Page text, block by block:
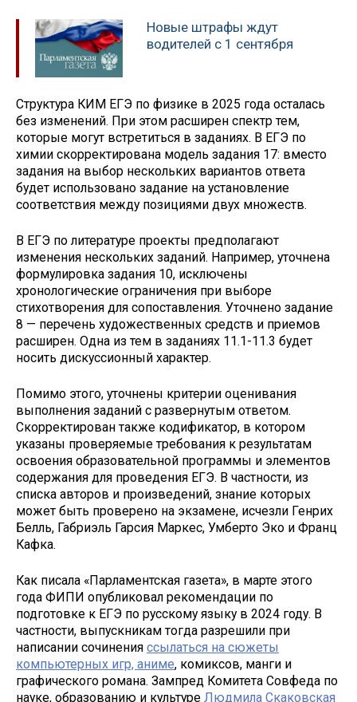
Новые штрафы ждут
водителей с 1 сентября
Структура КИМ ЕГЭ по физике в 2025 года осталась
без изменений. При этом расширен спектр тем,
которые могут встретиться в заданиях. В ЕГЭ по
химии скорректирована модель задания 17: вместо
задания на выбор нескольких вариантов ответа
будет использовано задание на установление
соответствия между позициями двух множеств.
В ЕГЭ по литературе проекты предполагают
изменения нескольких заданий. Например, уточнена
формулировка задания 10, исключены
хронологические ограничения при выборе
стихотворения для сопоставления. Уточнено задание
8 — перечень художественных средств и приемов
расширен. Одна из тем в заданиях 11.1-11.3 будет
носить дискуссионный характер.
Помимо этого, уточнены критерии оценивания
выполнения заданий с развернутым ответом.
Скорректирован также кодификатор, в котором
указаны проверяемые требования к результатам
освоения образовательной программы и элементов
содержания для проведения ЕГЭ. В частности, из
списка авторов и произведений, знание которых
может быть проверено на экзамене, исчезли Генрих
Белль, Габриэль Гарсия Маркес, Умберто Эко и Франц
Кафка.
Как писала «Парламентская газета», в марте этого
года ФИПИ опубликовал рекомендации по
подготовке к ЕГЭ по русскому языку в 2024 году. В
частности, выпускникам тогда разрешили при
написании сочинения ссылаться на сюжеты
компьютерных игр, аниме, комиксов, манги и
графического романа. Зампред Комитета Совфеда по
науке, образованию и культуре Людмила Скаковская